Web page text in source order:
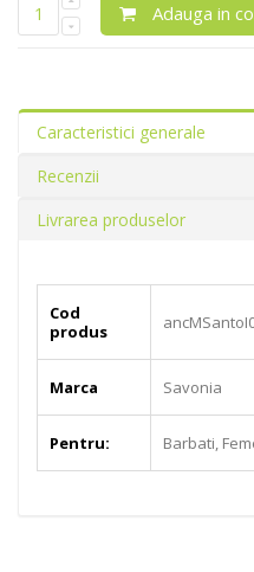
Adauga in
Caracteristici generale
Recenzii
Livrarea produselor
Cod
produs
Marca Savonia
Pentru: Barbati,